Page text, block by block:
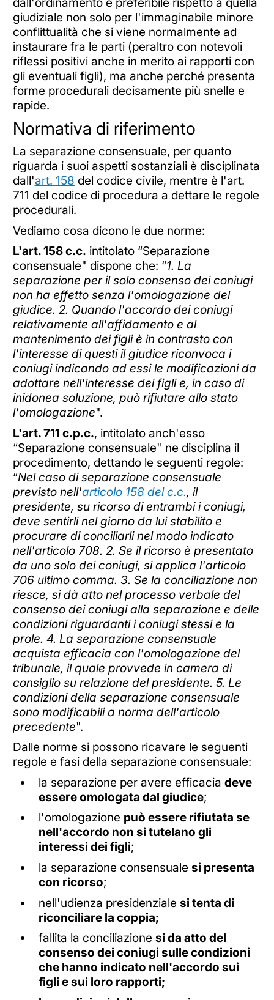
giudiziale non solo per l'immaginabile minore
conflittualità che si viene normalmente ad
instaurare fra le parti (peraltro con notevoli
riflessi positivi anche in merito ai rapporti con
gli eventuali figli), ma anche perché presenta
forme procedurali decisamente più snelle e
rapide.
Normativa di riferimento
La separazione consensuale, per quanto
riguarda i suoi aspetti sostanziali è disciplinata
dall'art. 158 del codice civile, mentre è l'art.
711 del codice di procedura a dettare le regole
procedurali.
Vediamo cosa dicono le due norme:
L'art. 158 c.c. intitolato “Separazione
consensuale" dispone che: “1. La
separazione per il solo consenso dei coniugi
non ha effetto senza l'omologazione del
giudice. 2. Quando l'accordo dei coniugi
relativamente all'affidamento e al
mantenimento dei figli è in contrasto con
l'interesse di questi il giudice riconvoca i
coniugi indicando ad essi le modificazioni da
adottare nell'interesse dei figli e, in caso di
inidonea soluzione, può rifiutare allo stato
l'omologazione".
L'art. 711 c.p.c., intitolato anch'esso
“Separazione consensuale" ne disciplina il
procedimento, dettando le seguenti regole:
“Nel caso di separazione consensuale
previsto nell'articolo 158 del c.c., il
presidente, su ricorso di entrambi i coniugi,
deve sentirli nel giorno da lui stabilito e
procurare di conciliarli nel modo indicato
nell'articolo 708. 2. Se il ricorso è presentato
da uno solo dei coniugi, si applica l'articolo
706 ultimo comma. 3. Se la conciliazione non
riesce, si dà atto nel processo verbale del
consenso dei coniugi alla separazione e delle
condizioni riguardanti i coniugi stessi e la
prole. 4. La separazione consensuale
acquista efficacia con l'omologazione del
tribunale, il quale provvede in camera di
consiglio su relazione del presidente. 5. Le
condizioni della separazione consensuale
sono modificabili a norma dell'articolo
precedente".
Dalle norme si possono ricavare le seguenti
regole e fasi della separazione consensuale:
la separazione per avere efficacia deve
essere omologata dal giudice;
l'omologazione può essere rifiutata se
nell'accordo non si tutelano gli
interessi dei figli;
la separazione consensuale si presenta
con ricorso;
nell'udienza presidenziale si tenta di
riconciliare la coppia;
fallita la conciliazione si da atto del
consenso dei coniugi sulle condizioni
che hanno indicato nell'accordo sui
figli e sui loro rapporti;